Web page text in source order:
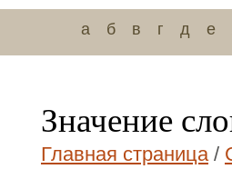
а б в г д е
Значение
Главная страница/